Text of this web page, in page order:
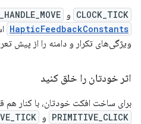
CLOCK_TICK و
HapticFeedbackConstants
ویژگی‌های تکرار و دامنه را از پیش
اثر خودتان را خلق کنید
برای ساخت افکت خودتان، با کنار هم
PRIMITIVE_CLICK و